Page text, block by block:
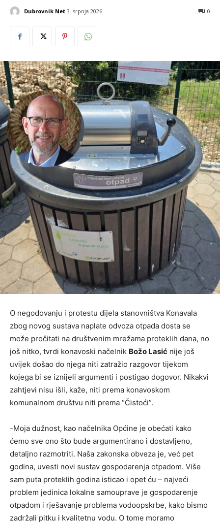
Dubrovnik Net 3. srpnja 2026. 0
O negodovanju i protestu dijela stanovništva Konavala
zbog novog sustava naplate odvoza otpada dosta se
može pročitati na društvenim mrežama proteklih dana, no
još nitko, tvrdi konavoski načelnik Božo Lasić nije još
uvijek došao do njega niti zatražio razgovor tijekom
kojega bi se iznijeli argumenti i postigao dogovor. Nikakvi
zahtjevi nisu išli, kaže, niti prema konavoskom
komunalnom društvu niti prema “Čistoći”.
-Moja dužnost, kao načelnika Općine je obećati kako
ćemo sve ono što bude argumentirano i dostavljeno,
detaljno razmotriti. Naša zakonska obveza je, već pet
godina, uvesti novi sustav gospodarenja otpadom. Više
sam puta proteklih godina isticao i opet ću – najveći
problem jedinica lokalne samouprave je gospodarenje
otpadom i rješavanje problema vodoopskrbe, kako bismo
zadržali pitku i kvalitetnu vodu. O tome moramo